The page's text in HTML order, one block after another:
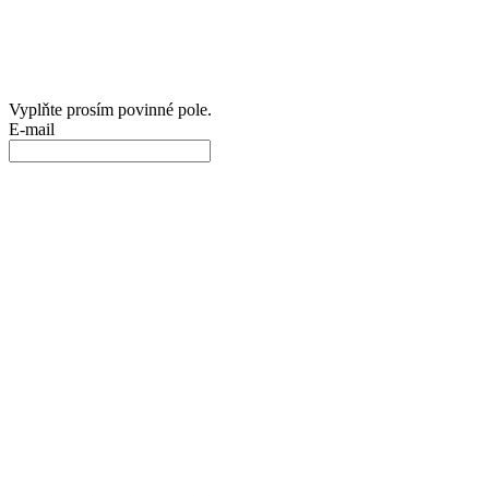
Vyplňte prosím povinné pole.
E-mail